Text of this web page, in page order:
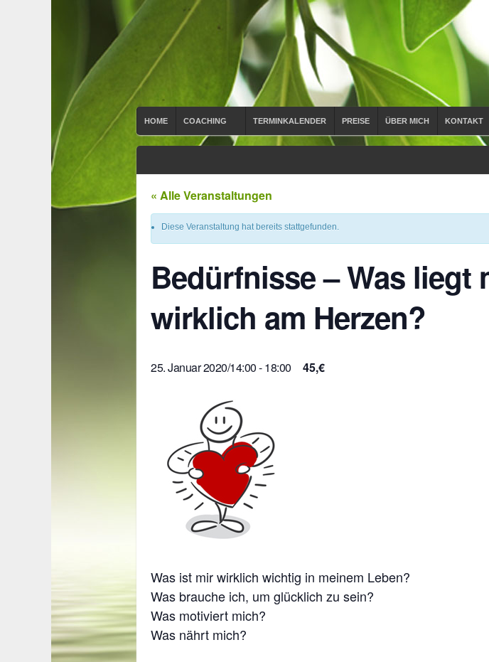
HOME COACHING TERMINKALENDER PREISE ÜBER MICH KONTAKT
« Alle Veranstaltungen
Diese Veranstaltung hat bereits stattgefunden.
Bedürfnisse – Was liegt
wirklich am Herzen?
25. Januar 2020/14:00-18:00 45,€
Was ist mir wirklich wichtig in meinem Leben?
Was brauche ich, um glücklich zu sein?
Was motiviert mich?
Was nährt mich?